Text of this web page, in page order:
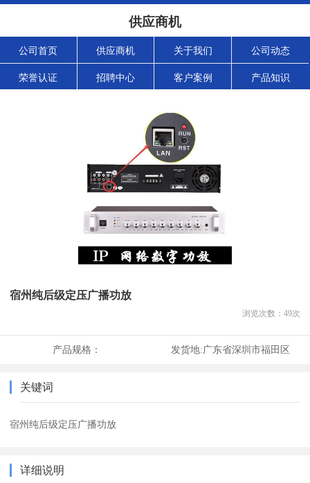
供应商机
公司首页 供应商机 关于我们 公司动态
荣誉认证 招聘中心 客户案例 产品知识
宿州纯后级定压广播功放
浏览次数： 49次
产品规格： 发货地:广东省深圳市福田区
关键词
宿州纯后级定压广播功放
详细说明